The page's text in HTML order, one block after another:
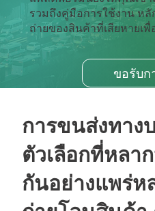
รวมถึงคู่มือการใช้งาน หลั
ถ่ายของสินค้าที่เสียหายเ
ขอรับก
การขนส่งทาง
ตัวเลือกที่หลา
กันอย่างแพร่ห